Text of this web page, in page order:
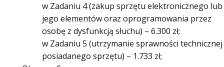
w Zadaniu 4 (zakup sprzętu elektronicznego lub
jego elementów oraz oprogramowania przez
osobę z dysfunkcją słuchu) – 6.300 zł;
w Zadaniu 5 (utrzymanie sprawności technicznej
posiadanego sprzętu) – 1.733 zł;